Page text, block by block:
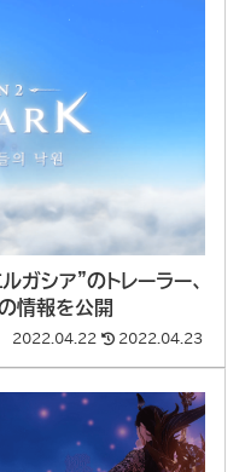
ガシア”のトレーラー、
情報を公開
2022.04.22 2022.04.23